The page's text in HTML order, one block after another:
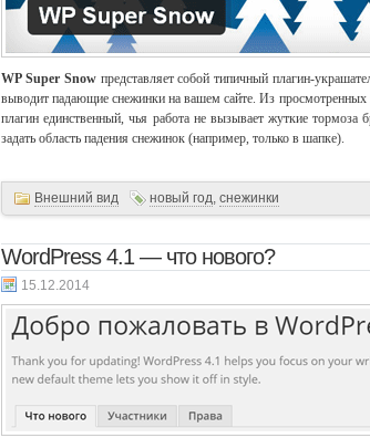
WP Super Snowпредставляет собой типичный плагин-
выводит падающие снежинки на вашем сайте. Из просмотренных
плагин единственный, чья работа не вызывает жуткие тормоза
задать область падения снежинок (например, только в шапке).
Внешний вид новый год, снежинки
WordPress 4.1 — что нового?
15.12.2014